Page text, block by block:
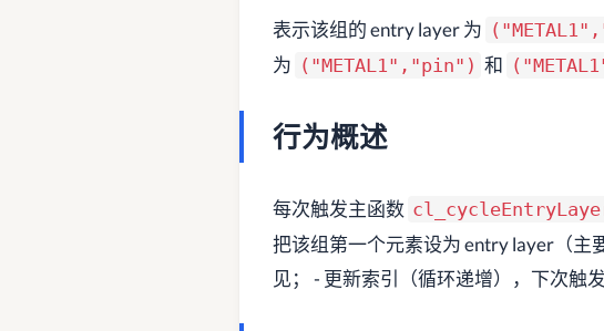
表示该组的 entry layer 为
为 ("METAL1","pin") 和
行为概述
每次触发主函数
把该组第一个元素设为 entry layer（主
见； - 更新索引（循环递增），下次触